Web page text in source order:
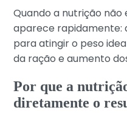
Quando a nutrição não
aparece rapidamente:
para atingir o peso
da ração e aumento
Por que a
diretamente o